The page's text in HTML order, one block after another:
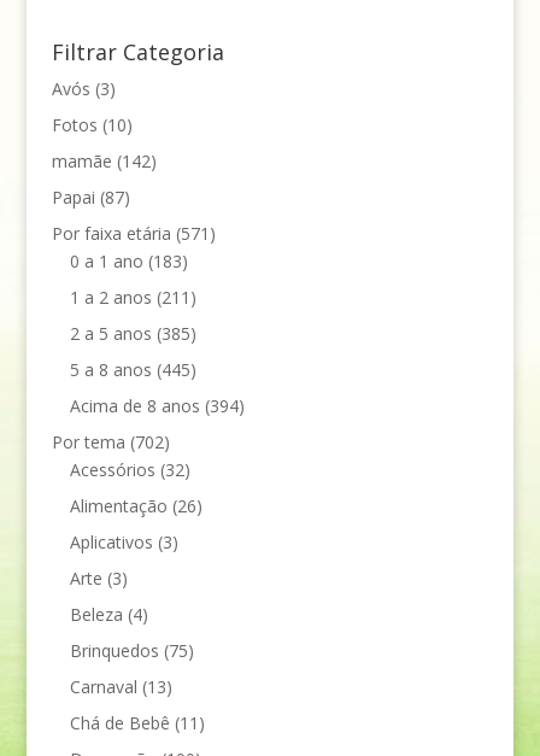
Filtrar Categoria
Avós (3)
Fotos (10)
mamãe (142)
Papai (87)
Por faixa etária (571)
0 a 1 ano (183)
1 a 2 anos (211)
2 a 5 anos (385)
5 a 8 anos (445)
Acima de 8 anos (394)
Por tema (702)
Acessórios (32)
Alimentação (26)
Aplicativos (3)
Arte (3)
Beleza (4)
Brinquedos (75)
Carnaval (13)
Chá de Bebê (11)